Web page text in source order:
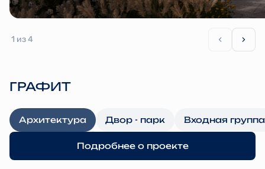
1 из 4
ГРАФИТ
Архитектура Двор - парк Входная группа
Подробнее о проекте